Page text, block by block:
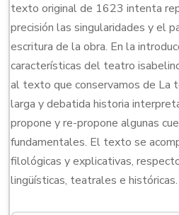
texto original de 1623 intenta
precisión las singularidades y el
escritura de la obra. En la
características del teatro
al texto que conservamos de La
larga y debatida historia
propone y re-propone algunas
fundamentales. El texto se
filológicas y explicativas,
lingüísticas, teatrales e históricas.